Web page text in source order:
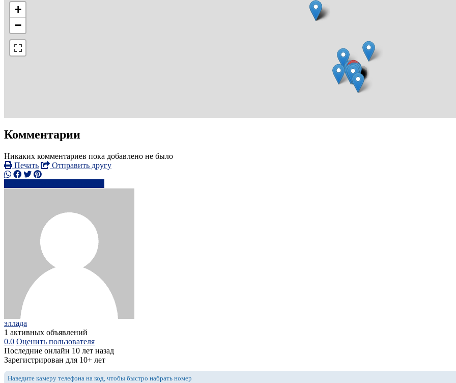
+
−
Комментарии
Никаких комментариев пока добавлено не было
Печать
Отправить другу
эллада
1 активных объявлений
0.0 Оценить пользователя
Последние онлайн 10 лет назад
Зарегистрирован для 10+ лет
Наведите камеру телефона на код, чтобы быстро набрать номер